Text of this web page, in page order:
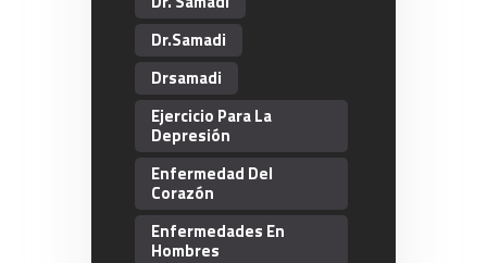
Dr.Samadi
Drsamadi
Ejercicio Para La
Depresión
Enfermedad Del
Corazón
Enfermedades En
Hombres